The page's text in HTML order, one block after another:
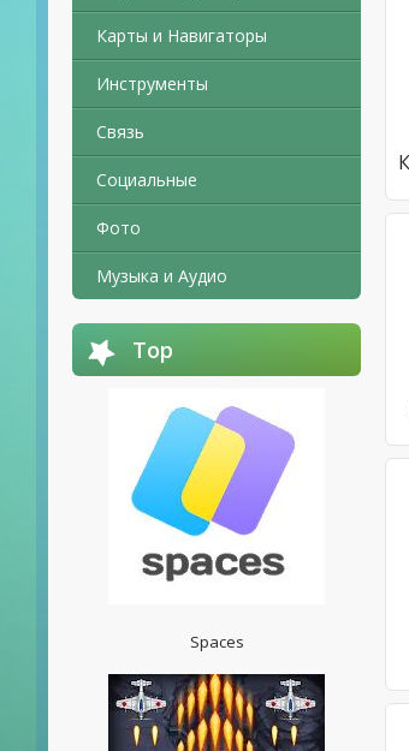
Карты и Навигаторы
Инструменты
Связь
Социальные
Фото
Музыка и Аудио
Top
Spaces